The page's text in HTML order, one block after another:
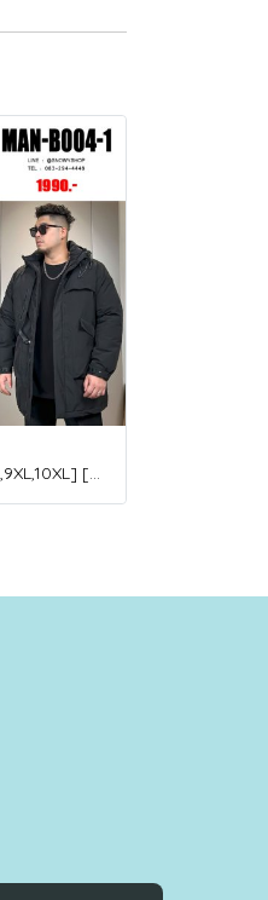
[พร้อมส่ง 5XL,6XL,8XL,9XL,10XL] [Man-B004-1] Down Jackets BigSize เสื้อโค้ทขนเป็ดกันหนาวสีดำชายไซด์ใหญ่ มีหมวกฮู้ด ซิปด้านหน้า กันน้ำ ใส่กันหนาวติดลบได้อย่างดี